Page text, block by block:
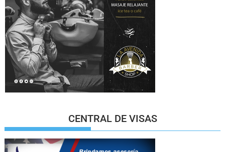
CENTRAL DE VISAS